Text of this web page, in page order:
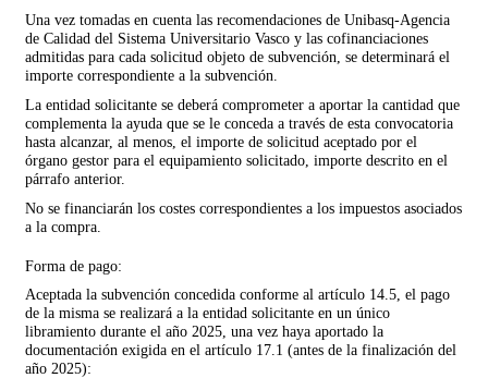
Una vez tomadas en cuenta las recomendaciones de Unibasq-Agencia
de Calidad del Sistema Universitario Vasco y las cofinanciaciones
admitidas para cada solicitud objeto de subvención, se determinará el
importe correspondiente a la subvención.
La entidad solicitante se deberá comprometer a aportar la cantidad que
complementa la ayuda que se le conceda a través de esta convocatoria
hasta alcanzar, al menos, el importe de solicitud aceptado por el
órgano gestor para el equipamiento solicitado, importe descrito en el
párrafo anterior.
No se financiarán los costes correspondientes a los impuestos asociados
a la compra.
Forma de pago:
Aceptada la subvención concedida conforme al artículo 14.5, el pago
de la misma se realizará a la entidad solicitante en un único
libramiento durante el año 2025, una vez haya aportado la
documentación exigida en el artículo 17.1 (antes de la finalización del
año 2025):